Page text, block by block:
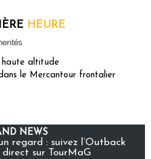
HEURE
haute altitude
le Mercantour frontalier
NEWS
regard : suivez l’Outback
sur TourMaG